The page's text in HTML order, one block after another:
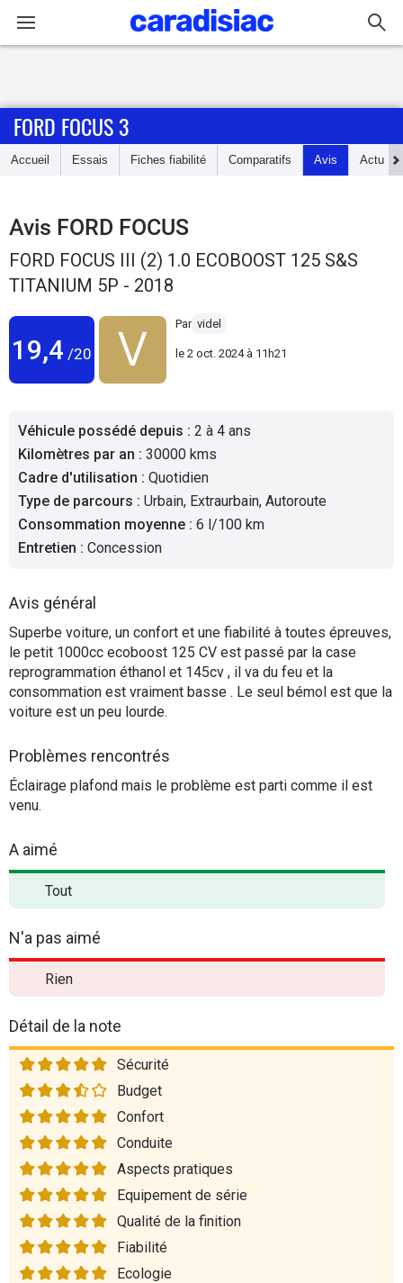
Accueil
Essais
Guide
d'achat
Utilitaires
Flottes
Auto
Services
Forum
Marques
FORD FOCUS 3
Accueil Essais Fiches fiabilité Comparatifs Avis Actu
Avis FORD FOCUS
FORD FOCUS III (2) 1.0 ECOBOOST 125 S&S
TITANIUM 5P - 2018
19,4 /20
Par videl
le 2 oct. 2024 à 11h21
Véhicule possédé depuis : 2 à 4 ans
Kilomètres par an : 30000 kms
Cadre d'utilisation : Quotidien
Type de parcours : Urbain, Extraurbain, Autoroute
Consommation moyenne : 6 l/100 km
Entretien : Concession
Avis général
Superbe voiture, un confort et une fiabilité à toutes épreuves,
le petit 1000cc ecoboost 125 CV est passé par la case
reprogrammation éthanol et 145cv , il va du feu et la
consommation est vraiment basse . Le seul bémol est que la
voiture est un peu lourde.
Problèmes rencontrés
Éclairage plafond mais le problème est parti comme il est
venu.
A aimé
Tout
N'a pas aimé
Rien
Détail de la note
Sécurité
Budget
Confort
Conduite
Aspects pratiques
Equipement de série
Qualité de la finition
Fiabilité
Ecologie